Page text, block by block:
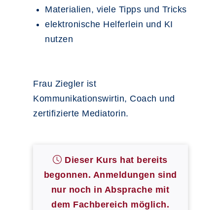
Materialien, viele Tipps und Tricks
elektronische Helferlein und KI
nutzen
Frau Ziegler ist
Kommunikationswirtin, Coach und
zertifizierte Mediatorin.
Dieser Kurs hat bereits
begonnen. Anmeldungen sind
nur noch in Absprache mit
dem Fachbereich möglich.